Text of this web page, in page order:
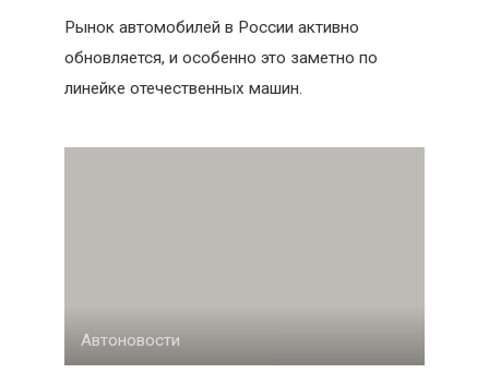
Рынок автомобилей в России активно
обновляется, и особенно это заметно по
линейке отечественных машин.
Автоновости